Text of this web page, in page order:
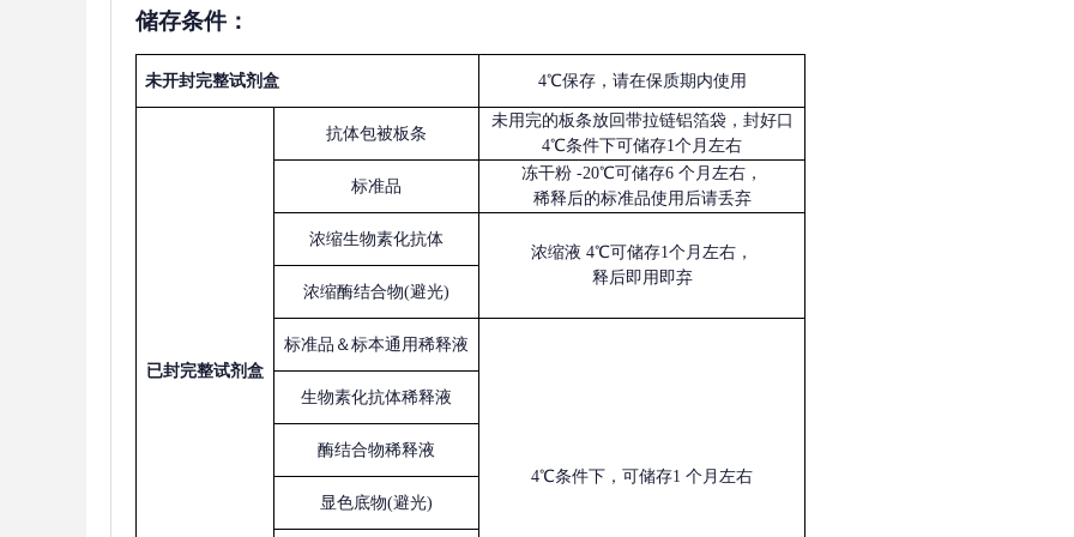
储存条件：
未开封完整试剂盒 4℃保存，请在保质期内使用
已封完整试剂盒
抗体包被板条
未用完的板条放回带拉链铝箔袋，封好口
4℃条件下可储存1个月左右
标准品
冻干粉 -20℃可储存6 个月左右，
稀释后的标准品使用后请丢弃
浓缩生物素化抗体
浓缩液 4℃可储存1个月左右，
释后即用即弃
浓缩酶结合物(避光)
标准品＆标本通用稀释液
4℃条件下，可储存1 个月左右
生物素化抗体稀释液
酶结合物稀释液
显色底物(避光)